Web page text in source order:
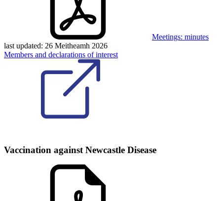
Meetings: minutes
last updated: 26 Meitheamh 2026
Members and declarations of interest
Vaccination against Newcastle Disease